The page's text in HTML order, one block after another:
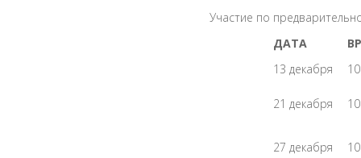
Участие по
ДАТА
13 декабря
21 декабря
27 декабря